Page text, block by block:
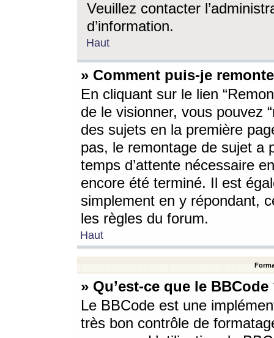
Veuillez contacter
d’information.
Haut
» Comment puis-je
En cliquant sur le lien
de le visionner, vous pouvez
des sujets en la première
pas, le remontage de sujet a
temps d’attente nécessaire
encore été terminé. Il est
simplement en y répondant,
les règles du forum.
Haut
» Qu’est-ce que le BBCode
Le BBCode est une
très bon contrôle de